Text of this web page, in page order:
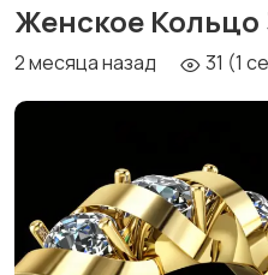
Женское Кольцо
2 месяца назад 31 (1